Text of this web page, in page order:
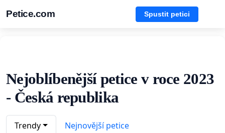
Petice.com Spustit petici
Nejoblíbenější petice v roce 2023
- Česká republika
Trendy Nejnovější petice